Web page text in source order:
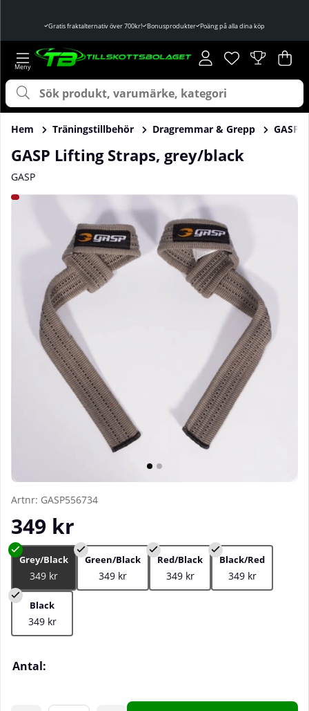
Gratis fraktalternativ över 700kr! Bonusprodukter Poäng på alla dina köp
Önskelista
Antal i
. .
Hem Träningstillbehör Dragremmar & Grepp GASP
GASP Lifting Straps, grey/black
GASP
Produktbilder GASP Lifting Straps, grey/black
Artnr: GASP556734
349 kr
Grey/Black
349 kr
Green/Black
349 kr
Red/Black
349 kr
Black/Red
349 kr
Black
349 kr
Antal: